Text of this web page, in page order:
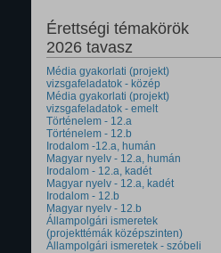
Érettségi témakörök
2026 tavasz
Média gyakorlati (projekt)
vizsgafeladatok - közép
Média gyakorlati (projekt)
vizsgafeladatok - emelt
Történelem - 12.a
Történelem - 12.b
Irodalom -12.a, humán
Magyar nyelv - 12.a, humán
Irodalom - 12.a, kadét
Magyar nyelv - 12.a, kadét
Irodalom - 12.b
Magyar nyelv - 12.b
Állampolgári ismeretek
(projekttémák középszinten)
Állampolgári ismeretek - szóbeli